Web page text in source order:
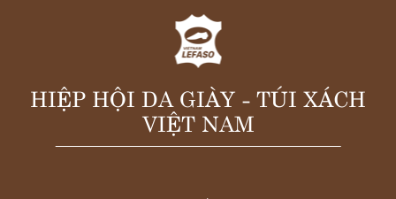
HIỆP HỘI DA GIÀY - TÚI XÁCH
VIỆT NAM